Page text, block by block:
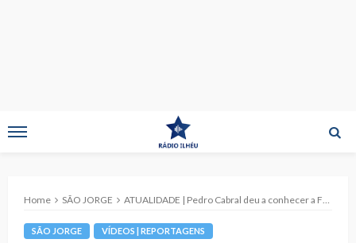
Home SÃO JORGE ATUALIDADE | Pedro Cabral deu a conhecer a Festing, a app “Made in” São Jorge (c/ reportagem)
SÃO JORGE VÍDEOS | REPORTAGENS